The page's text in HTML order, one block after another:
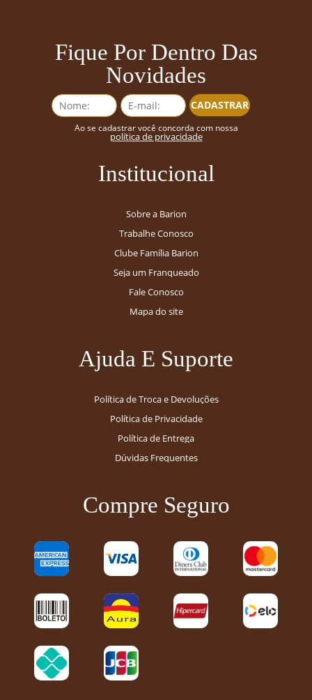
Fique Por Dentro Das
Novidades
CADASTRAR
Ao se cadastrar você concorda com nossa
política de privacidade
Institucional
Sobre a Barion
Trabalhe Conosco
Clube Família Barion
Seja um Franqueado
Fale Conosco
Mapa do site
Ajuda E Suporte
Política de Troca e Devoluções
Política de Privacidade
Política de Entrega
Dúvidas Frequentes
Compre Seguro